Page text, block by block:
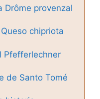
Drôme provenzal
chipriota
Pfefferlechner
de Santo Tomé